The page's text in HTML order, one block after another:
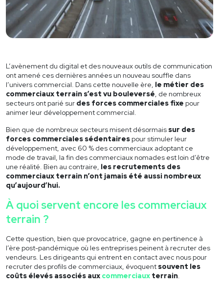
A propos
Nos clients
Actualités
Contact
04 78 05 66 16
L’avènement du digital et des nouveaux outils de communication
ont amené ces dernières années un nouveau souffle dans
l’univers commercial. Dans cette nouvelle ère, le métier des
commerciaux terrain s’est vu bouleversé, de nombreux
secteurs ont parié sur des forces commerciales fixe pour
animer leur développement commercial.
Bien que de nombreux secteurs misent désormais sur des
forces commerciales sédentaires pour stimuler leur
développement, avec 60 % des commerciaux adoptant ce
mode de travail, la fin des commerciaux nomades est loin d’être
une réalité. Bien au contraire, les recrutements des
commerciaux terrain n’ont jamais été aussi nombreux
qu’aujourd’hui.
À quoi servent encore les commerciaux
terrain ?
Cette question, bien que provocatrice, gagne en pertinence à
l’ère post-pandémique où les entreprises peinent à recruter des
vendeurs. Les dirigeants qui entrent en contact avec nous pour
recruter des profils de commerciaux, évoquent souvent les
coûts élevés associés aux commerciaux terrain.